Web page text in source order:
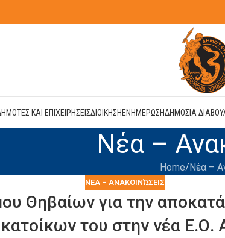
ΚΑΙ ΕΠΙΧΕΙΡΗΣΕΙΣΔΙΟΙΚΗΣΗΕΝΗΜΕΡΩΣΗΔΗΜΟΣΙΑ
Νέα –
Home Νέα –
ΝΈΑ – ΑΝΑΚΟΙΝΏΣΕΙΣ
Θηβαίων για την
του στην νέα